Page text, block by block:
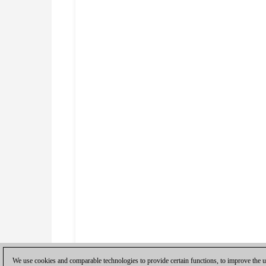
We use cookies and comparable technologies to provide certain functions, to improve